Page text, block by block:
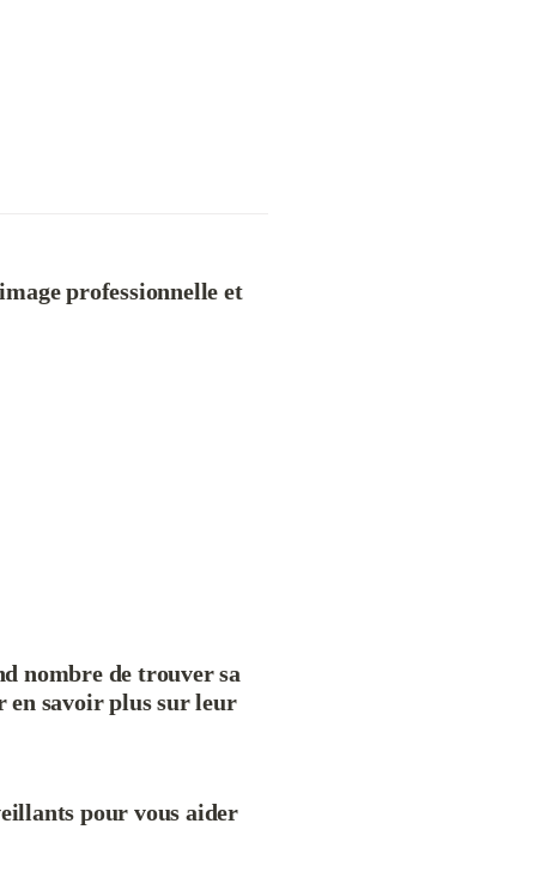
professionnelle et
nombre de trouver sa
en savoir plus sur leur
pour vous aider